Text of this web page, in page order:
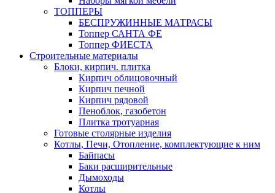
ТОППЕРЫ
БЕСПРУЖИННЫЕ МАТРАСЫ
Топпер САНТА ФЕ
Топпер ФИЕСТА
Строительные материалы
Блоки, кирпич. плитка
Кирпич облицовочный
Кирпич печной
Кирпич рядовой
Пеноблок, газобетон
Плитка тротуарная
Готовые столярные изделия
Котлы, Печи, Отопление, комплектующие к ним
Байпасы
Баки расширительные
Дымоходы
Котлы